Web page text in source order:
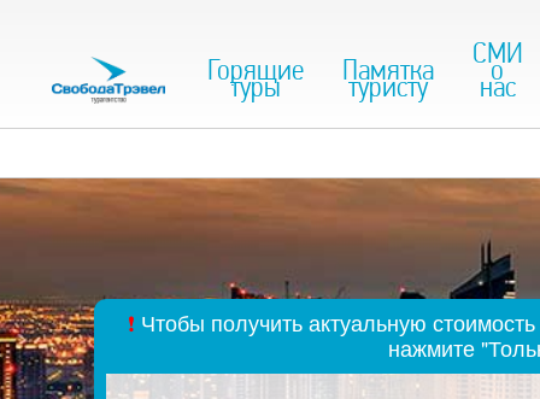
Горящие
туры Памятка
туристу
СМИ
о
нас
❗ Чтобы получить актуальную
нажмите